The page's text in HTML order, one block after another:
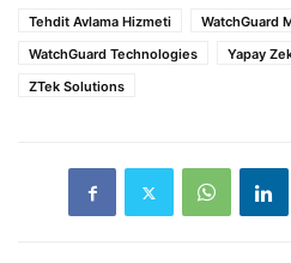
Tehdit Avlama Hizmeti
WatchGuard
WatchGuard Technologies
Yapay
ZTek Solutions